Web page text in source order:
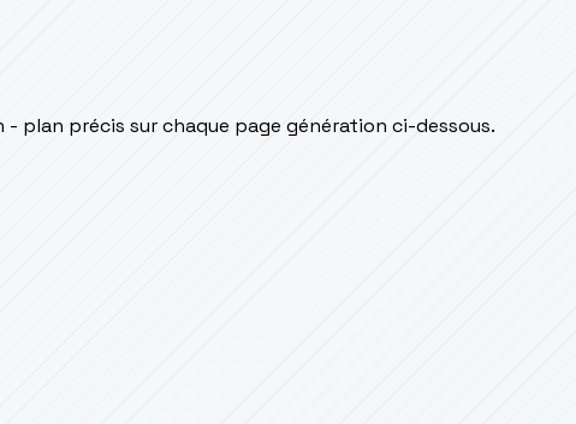
plan précis sur chaque page génération ci-dessous.